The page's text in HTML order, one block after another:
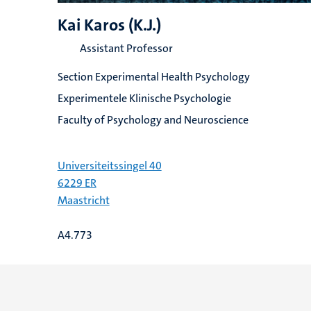
Kai Karos (K.J.)
Assistant Professor
Section Experimental Health Psychology
Experimentele Klinische Psychologie
Faculty of Psychology and Neuroscience
Universiteitssingel 40
6229 ER
Maastricht
A4.773